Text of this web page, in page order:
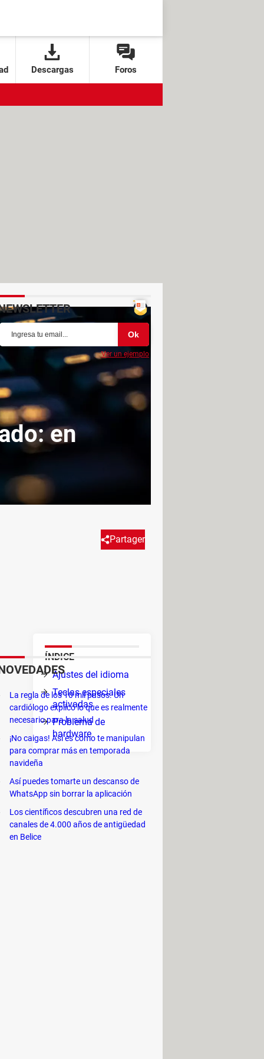
Descargas Foros
en
Partager
corresponden a la tecla
virus. La solución es
ÍNDICE
Ajustes del idioma
Teclas especiales
activadas
Problema de
hardware
la
en
Ver un ejemplo
La regla de los 10 mil pasos. Un
cardiólogo explicó lo que es realmente
necesario para la salud
¡No caigas! Así es como te manipulan
para comprar más en temporada
navideña
Así puedes tomarte un descanso de
WhatsApp sin borrar la aplicación
Los científicos descubren una red de
canales de 4.000 años de antigüedad
en Belice